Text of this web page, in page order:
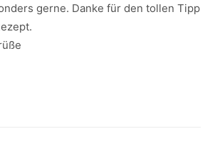
gerne. Danke für den tollen Tipp